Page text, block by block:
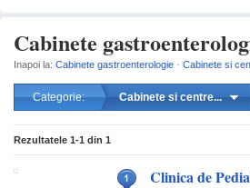
Cabinete
Inapoi la: Cabinete gastroenterologie · Cabinete si
Categorie: Cabinete si centre...
Rezultatele 1-1 din 1
Clinica de